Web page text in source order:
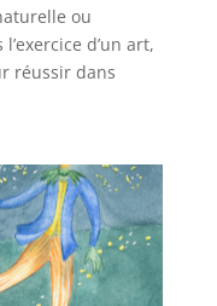
ou
d’un art,
réussir dans